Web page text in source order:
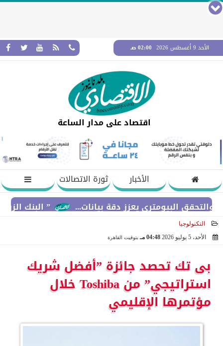
الأحد 9 أغسطس 2026 02:00 صـ
اقتصاد على مدار الساعة
الأخبار
ثورة الاتصالات
” البنك الزراعي
البيومتري يعزز دقة بيانات...
التكنولوجيا
الأحد، 5 يوليو 2026
04:48 مـ بتوقيت القاهرة
بى تك تحصد جائزة ”أفضل شريك
استراتيجي” من Toshiba خلال
مؤتمرها الإقليمي